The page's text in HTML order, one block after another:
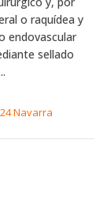
o raquídea y
endovascular
sellado
Navarra